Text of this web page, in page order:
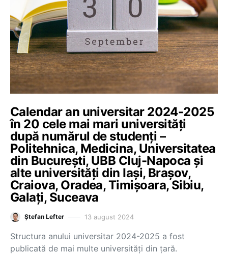
Calendar an universitar 2024-2025
în 20 cele mai mari universități
după numărul de studenți –
Politehnica, Medicina, Universitatea
din București, UBB Cluj-Napoca și
alte universități din Iași, Brașov,
Craiova, Oradea, Timișoara, Sibiu,
Galați, Suceava
Ștefan Lefter 13 august 2024
Structura anului universitar 2024-2025 a fost
publicată de mai multe universități din țară.